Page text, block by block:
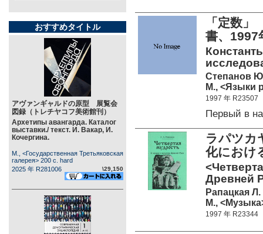
おすすめタイトル
アヴァンギャルドの原型 展覧会
図録（トレチヤコフ美術館刊）
Архетипы авангарда. Каталог
выставки./ текст. И. Вакар, И.
Кочергина.
М., <Государственная Третьяковская
галерея> 200 c. hard
2025 年 R281006
\29,150
「定数
書、1997
Степанов
М., <Языки
1997 年 R23507
Первый в
ラパツ
化におけ
Древней
Рапацкая Л.
М.,
1997 年 R23344